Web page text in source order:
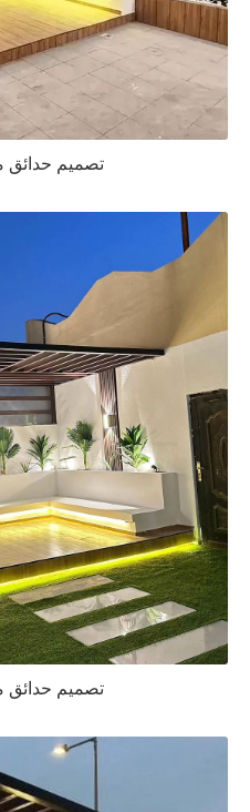
تصميم حدائق
تصميم حدائق